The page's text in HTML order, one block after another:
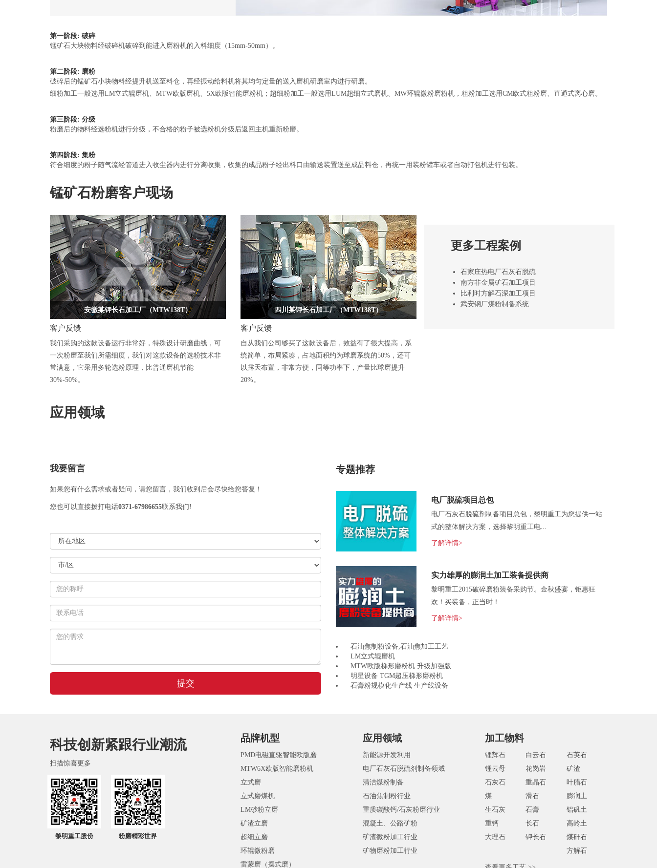
第一阶段: 破碎
锰矿石大块物料经破碎机破碎到能进入磨粉机的入料细度（15mm-50mm）。
第二阶段: 磨粉
破碎后的锰矿石小块物料经提升机送至料仓，再经振动给料机将其均匀定量的送入磨机研磨室内进行研磨。
细粉加工一般选用LM立式辊磨机、MTW欧版磨机、5X欧版智能磨粉机；超细粉加工一般选用LUM超细立式磨机、MW环辊微粉磨粉机，粗粉加工选用CM欧式粗粉磨、直通式离心磨。
第三阶段: 分级
粉磨后的物料经选粉机进行分级，不合格的粉子被选粉机分级后返回主机重新粉磨。
第四阶段: 集粉
符合细度的粉子随气流经管道进入收尘器内进行分离收集，收集的成品粉子经出料口由输送装置送至成品料仓，再统一用装粉罐车或者自动打包机进行包装。
锰矿石粉磨客户现场
安徽某钾长石加工厂（MTW138T）
客户反馈
我们采购的这款设备运行非常好，特殊设计研磨曲线，可
一次粉磨至我们所需细度，我们对这款设备的选粉技术非
常满意，它采用多轮选粉原理，比普通磨机节能
30%-50%。
四川某钾长石加工厂（MTW138T）
客户反馈
自从我们公司够买了这款设备后，效益有了很大提高，系
统简单，布局紧凑，占地面积约为球磨系统的50%，还可
以露天布置，非常方便，同等功率下，产量比球磨提升
20%。
更多工程案例
石家庄热电厂石灰石脱硫
南方非金属矿石加工项目
比利时方解石深加工项目
武安钢厂煤粉制备系统
应用领域
我要留言
如果您有什么需求或者疑问，请您留言，我们收到后会尽快给您答复！
您也可以直接拨打电话0371-67986655联系我们!
提交
专题推荐
电厂脱硫项目总包
电厂石灰石脱硫剂制备项目总包，黎明重工为您提供一站
式的整体解决方案，选择黎明重工电...
了解详情>
实力雄厚的膨润土加工装备提供商
黎明重工2015破碎磨粉装备采购节。金秋盛宴，钜惠狂
欢！买装备，正当时！...
了解详情>
石油焦制粉设备,石油焦加工工艺
LM立式辊磨机
MTW欧版梯形磨粉机 升级加强版
明星设备 TGM超压梯形磨粉机
石膏粉规模化生产线 生产线设备
科技创新紧跟行业潮流
扫描惊喜更多
黎明重工股份 粉磨精彩世界
品牌机型
PMD电磁直驱智能欧版磨
MTW6X欧版智能磨粉机
立式磨
立式磨煤机
LM砂粉立磨
矿渣立磨
超细立磨
环辊微粉磨
雷蒙磨（摆式磨）
应用领域
新能源开发利用
电厂石灰石脱硫剂制备领域
清洁煤粉制备
石油焦制粉行业
重质碳酸钙/石灰粉磨行业
混凝土、公路矿粉
矿渣微粉加工行业
矿物磨粉加工行业
加工物料
锂辉石
锂云母
石灰石
煤
生石灰
重钙
大理石
白云石
花岗岩
重晶石
滑石
石膏
长石
钾长石
石英石
矿渣
叶腊石
膨润土
铝矾土
高岭土
煤矸石
方解石